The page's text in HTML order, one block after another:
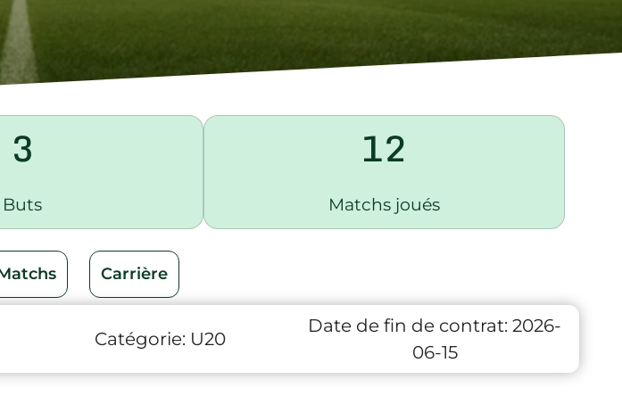
3
Buts
12
Matchs joués
Carrière
Catégorie: U20
Date de fin de contrat: 2026-
06-15